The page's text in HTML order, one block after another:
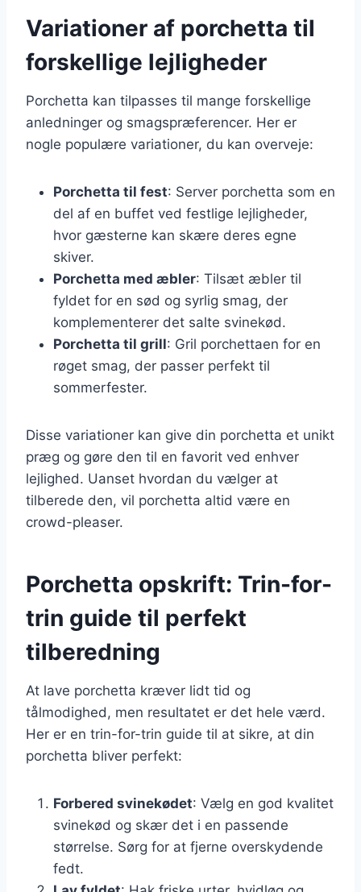
Variationer af porchetta til
forskellige lejligheder
Porchetta kan tilpasses til mange forskellige
anledninger og smagspræferencer. Her er
nogle populære variationer, du kan overveje:
Porchetta til fest: Server porchetta som en
del af en buffet ved festlige lejligheder,
hvor gæsterne kan skære deres egne
skiver.
Porchetta med æbler: Tilsæt æbler til
fyldet for en sød og syrlig smag, der
komplementerer det salte svinekød.
Porchetta til grill: Gril porchettaen for en
røget smag, der passer perfekt til
sommerfester.
Disse variationer kan give din porchetta et unikt
præg og gøre den til en favorit ved enhver
lejlighed. Uanset hvordan du vælger at
tilberede den, vil porchetta altid være en
crowd-pleaser.
Porchetta opskrift: Trin-for-
trin guide til perfekt
tilberedning
At lave porchetta kræver lidt tid og
tålmodighed, men resultatet er det hele værd.
Her er en trin-for-trin guide til at sikre, at din
porchetta bliver perfekt:
Forbered svinekødet: Vælg en god kvalitet
svinekød og skær det i en passende
størrelse. Sørg for at fjerne overskydende
fedt.